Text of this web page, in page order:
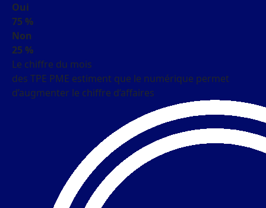
Oui
75 %
Non
25 %
Le chiffre du mois
des TPE PME estiment que le numérique permet
d’augmenter le chiffre d’affaires